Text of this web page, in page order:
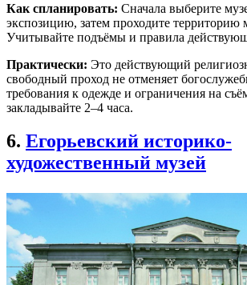
Как спланировать: Сначала выберите
экспозицию, затем проходите территорию
Учитывайте подъёмы и правила
Практически: Это действующий
свободный проход не отменяет
требования к одежде и ограничения на
закладывайте 2–4 часа.
6. Егорьевский историко-
художественный музей